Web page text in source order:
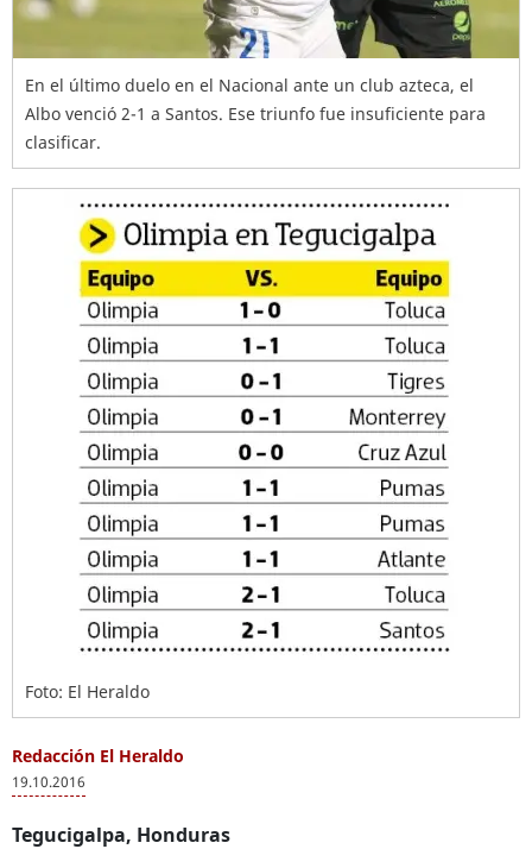
En el último duelo en el Nacional ante un club azteca, el
Albo venció 2-1 a Santos. Ese triunfo fue insuficiente para
clasificar.
Foto: El Heraldo
Redacción El Heraldo
19.10.2016
Tegucigalpa, Honduras